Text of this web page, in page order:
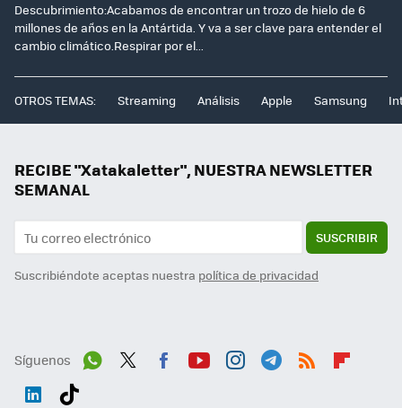
Descubrimiento:Acabamos de encontrar un trozo de hielo de 6
millones de años en la Antártida. Y va a ser clave para entender el
cambio climático.Respirar por el...
OTROS TEMAS: Streaming Análisis Apple Samsung
RECIBE "Xatakaletter", NUESTRA NEWSLETTER
SEMANAL
SUSCRIBIR
Suscribiéndote aceptas nuestra política de privacidad
Síguenos